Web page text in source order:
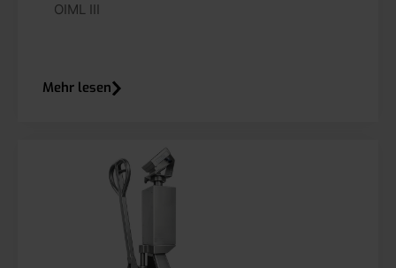
OIML III
Mehr lesen